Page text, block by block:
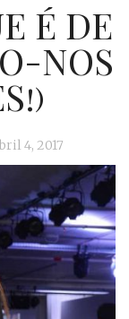
É DE
NOS
4, 2017